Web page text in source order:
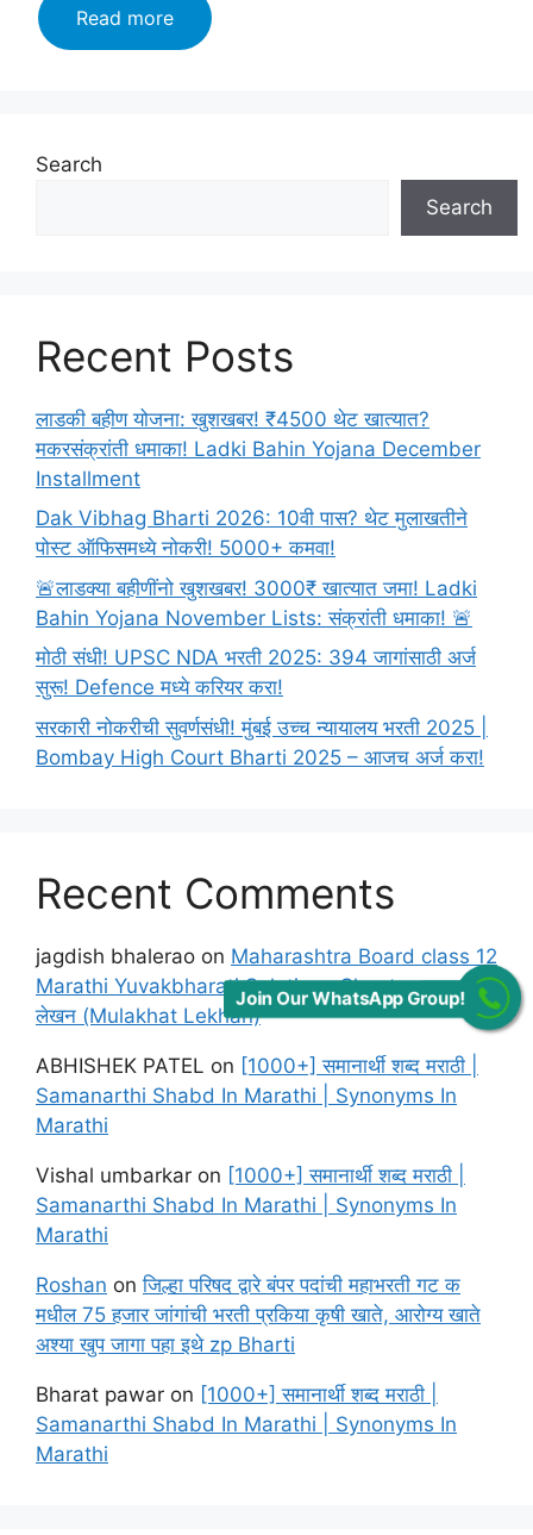
Read moreमहिला
व
लगेच
करा
Search
Search
Recent Posts
लाडकी बहीण योजना: खुशखबर! ₹4500 थेट खात्यात?
मकरसंक्रांती धमाका! Ladki Bahin Yojana December
Installment
Dak Vibhag Bharti 2026: 10वी पास? थेट मुलाखतीने
पोस्ट ऑफिसमध्ये नोकरी! 5000+ कमवा!
🚨लाडक्या बहीणींनो खुशखबर! 3000₹ खात्यात जमा! Ladki
Bahin Yojana November Lists: संक्रांती धमाका! 🚨
मोठी संधी! UPSC NDA भरती 2025: 394 जागांसाठी अर्ज
सुरू! Defence मध्ये करियर करा!
सरकारी नोकरीची सुवर्णसंधी! मुंबई उच्च न्यायालय भरती 2025 |
Bombay High Court Bharti 2025 – आजच अर्ज करा!
Recent Comments
jagdish bhalerao on Maharashtra Board class 12
Marathi Yuvakbharati Solutions Chapter मुलाखत
लेखन (Mulakhat Lekhan)
ABHISHEK PATEL on [1000+] समानार्थी शब्द मराठी |
Samanarthi Shabd In Marathi | Synonyms In
Marathi
Vishal umbarkar on [1000+] समानार्थी शब्द मराठी |
Samanarthi Shabd In Marathi | Synonyms In
Marathi
Roshan onजिल्हा परिषद द्वारे बंपर पदांची महाभरती गट क
मधील 75 हजार जांगांची भरती प्रकिया कृषी खाते, आरोग्य खाते
अश्या खुप जागा पहा इथे zp Bharti
Bharat pawar on [1000+] समानार्थी शब्द मराठी |
Samanarthi Shabd In Marathi | Synonyms In
Marathi
Join Our WhatsApp Group!